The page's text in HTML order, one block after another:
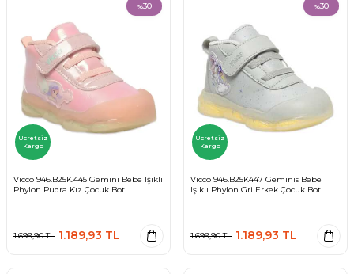
%30
Ücretsiz
Kargo
Vicco 946.B25K.445 Gemini Bebe Işıklı
Phylon Pudra Kız Çocuk Bot
1.699,90TL 1.189,93 TL
%30
Ücretsiz
Kargo
Vicco 946.B25K447 Geminis Bebe
Işıklı Phylon Gri Erkek Çocuk Bot
1.699,90TL 1.189,93 TL